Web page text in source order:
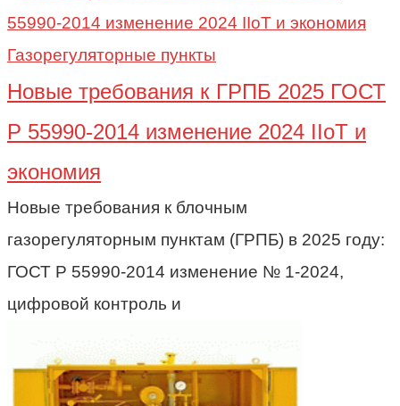
Газорегуляторные пункты
Новые требования к ГРПБ 2025 ГОСТ
Р 55990-2014 изменение 2024 IIoT и
экономия
Новые требования к блочным
газорегуляторным пунктам (ГРПБ) в 2025 году:
ГОСТ Р 55990-2014 изменение № 1-2024,
цифровой контроль и